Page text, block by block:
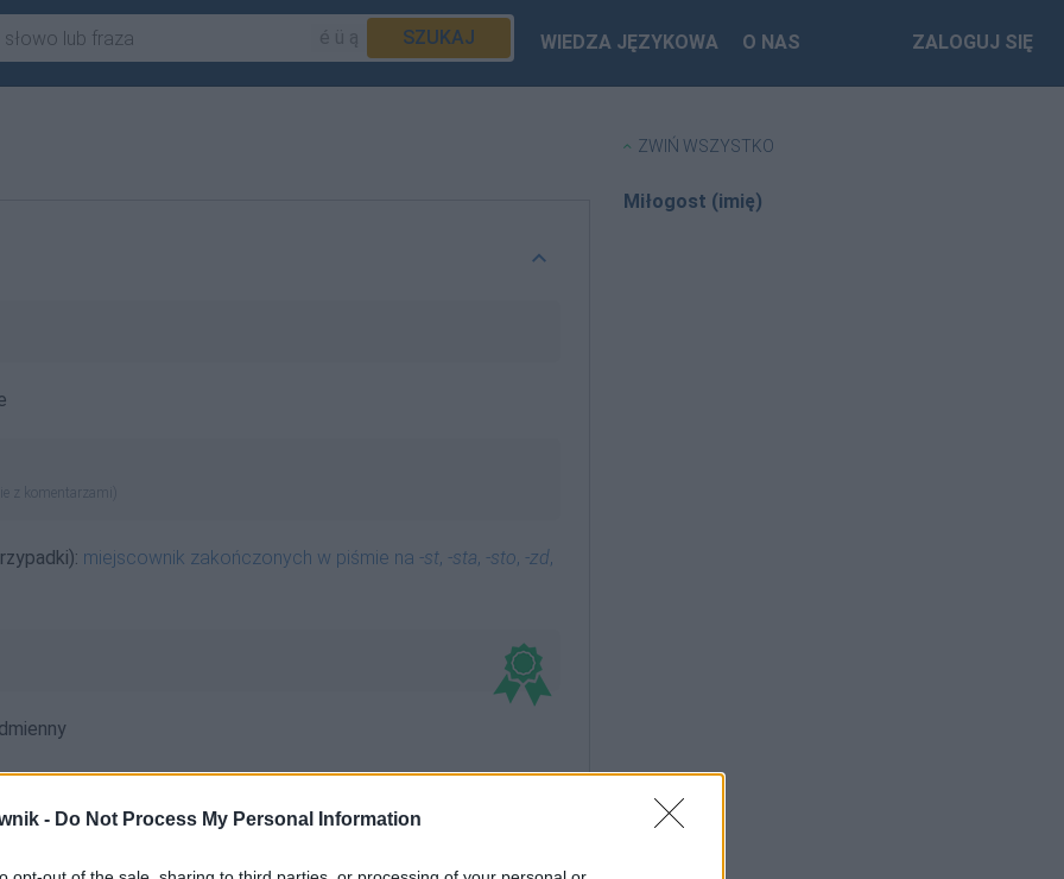
- Do Not Process My Personal Information
SZUKAJ WIEDZA JĘZYKOWA O NAS ZALOGUJ SIĘ
z komentarzami)
miejscownik zakończonych w piśmie na -st, -sta, -sto, -zd,
ZWIŃ WSZYSTKO
Miłogost (imię)